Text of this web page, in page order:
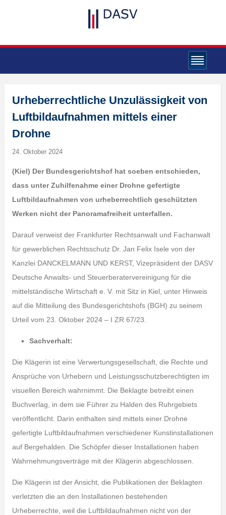
Urheberrechtliche Unzulässigkeit von
Luftbildaufnahmen mittels einer
Drohne
24. Oktober 2024
(Kiel) Der Bundesgerichtshof hat soeben entschieden,
dass unter Zuhilfenahme einer Drohne gefertigte
Luftbildaufnahmen von urheberrechtlich geschützten
Werken nicht der Panoramafreiheit unterfallen.
Darauf verweist der Frankfurter Rechtsanwalt und Fachanwalt
für gewerblichen Rechtsschutz Dr. Jan Felix Isele von der
Kanzlei DANCKELMANN UND KERST, Vizepräsident der DASV
Deutsche Anwalts- und Steuerberatervereinigung für die
mittelständische Wirtschaft e. V. mit Sitz in Kiel, unter Hinweis
auf die Mitteilung des Bundesgerichtshofs (BGH) zu seinem
Urteil vom 23. Oktober 2024 – I ZR 67/23.
Sachverhalt:
Die Klägerin ist eine Verwertungsgesellschaft, die Rechte und
Ansprüche von Urhebern und Leistungsschutzberechtigten im
visuellen Bereich wahrnimmt. Die Beklagte betreibt einen
Buchverlag, in dem sie Führer zu Halden des Ruhrgebiets
veröffentlicht. Darin enthalten sind mittels einer Drohne
gefertigte Luftbildaufnahmen verschiedener Kunstinstallationen
auf Bergehalden. Die Schöpfer dieser Installationen haben
Wahrnehmungsverträge mit der Klägerin abgeschlossen.
Die Klägerin ist der Ansicht, die Publikationen der Beklagten
verletzten die an den Installationen bestehenden
Urheberrechte, weil die Luftbildaufnahmen nicht von der